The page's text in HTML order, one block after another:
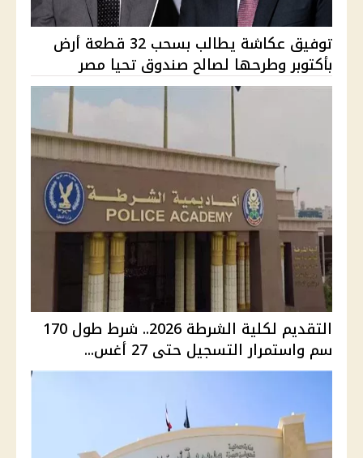
توفيق عكاشة يطالب بسحب 32 قطعة أرض
بأكتوبر وطرحها لصالح صندوق تحيا مصر
التقديم لكلية الشرطة 2026.. شرط طول 170
سم واستمرار التسجيل حتى 27 أغس...